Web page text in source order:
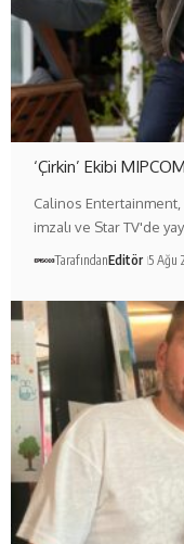
‘Çirkin’ Ekibi
Calinos Entertainment,
imzalı ve Star TV'de
TarafındanEditör 5 Ağu